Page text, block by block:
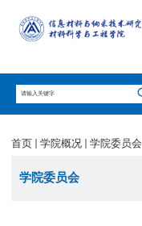
首页 学院概况 学院委员会
学院委员会